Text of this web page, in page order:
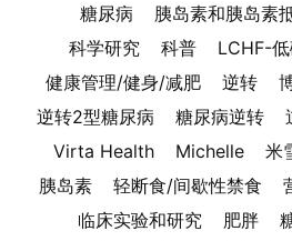
糖尿病 胰岛素和胰岛素
科学研究
科普 LCHF-
健康管理/健身/减肥
逆转
逆转2型糖尿病
糖尿病逆转
Virta Health
Michelle 米
胰岛素
轻断食/间歇性禁食
临床实验和研究
肥胖